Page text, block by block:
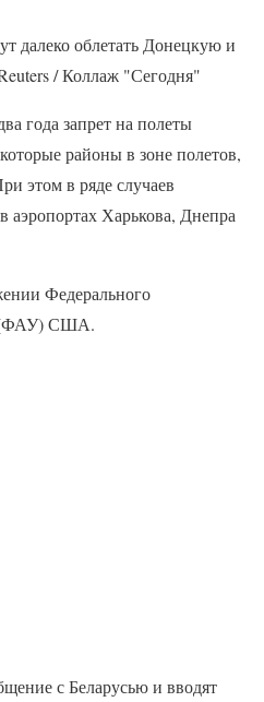
далеко облетать Донецкую и
/ Коллаж "Сегодня"
года запрет на полеты
районы в зоне полетов,
этом в ряде случаев
аэропортах Харькова, Днепра
Федерального
(ФАУ) США.
с Беларусью и вводят